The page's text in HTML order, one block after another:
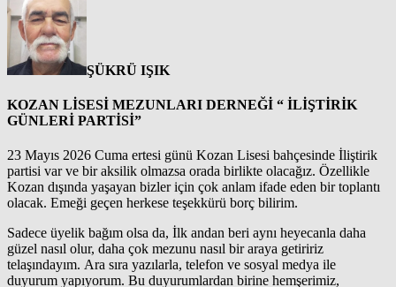
ŞÜKRÜ IŞIK
KOZAN LİSESİ MEZUNLARI DERNEĞİ “ İLİŞTİRİK
GÜNLERİ PARTİSİ”
23 Mayıs 2026 Cuma ertesi günü Kozan Lisesi bahçesinde İliştirik
partisi var ve bir aksilik olmazsa orada birlikte olacağız. Özellikle
Kozan dışında yaşayan bizler için çok anlam ifade eden bir toplantı
olacak. Emeği geçen herkese teşekkürü borç bilirim.
Sadece üyelik bağım olsa da, İlk andan beri aynı heyecanla daha
güzel nasıl olur, daha çok mezunu nasıl bir araya getiririz
telaşındayım. Ara sıra yazılarla, telefon ve sosyal medya ile
duyurum yapıyorum. Bu duyurumlardan birine hemşerimiz,